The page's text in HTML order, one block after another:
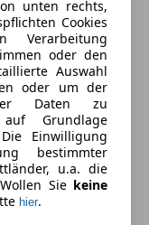
unten rechts,
Cookies
Verarbeitung
oder den
Auswahl
oder um der
Daten zu
Grundlage
Einwilligung
bestimmter
u.a. die
Sie keine
hier.